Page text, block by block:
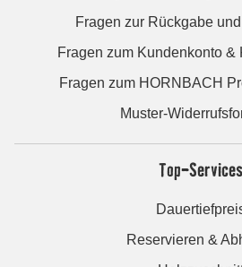
Fragen zur Rückgabe
Fragen zum Kundenkonto &
Fragen zum HORNBACH
Muster-
Top-Services
Reservieren &